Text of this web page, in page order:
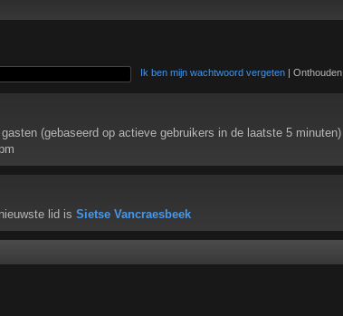
Ik ben mijn wachtwoord vergeten Onthouden
(gebaseerd op actieve gebruikers in de laatste 5 minuten)
lid is Sietse Vancraesbeek